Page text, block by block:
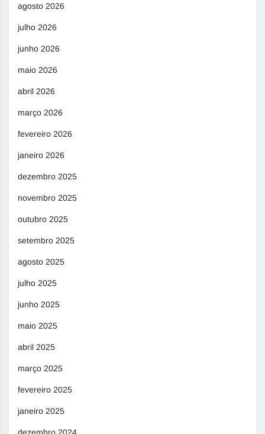
agosto 2026
julho 2026
junho 2026
maio 2026
abril 2026
março 2026
fevereiro 2026
janeiro 2026
dezembro 2025
novembro 2025
outubro 2025
setembro 2025
agosto 2025
julho 2025
junho 2025
maio 2025
abril 2025
março 2025
fevereiro 2025
janeiro 2025
dezembro 2024